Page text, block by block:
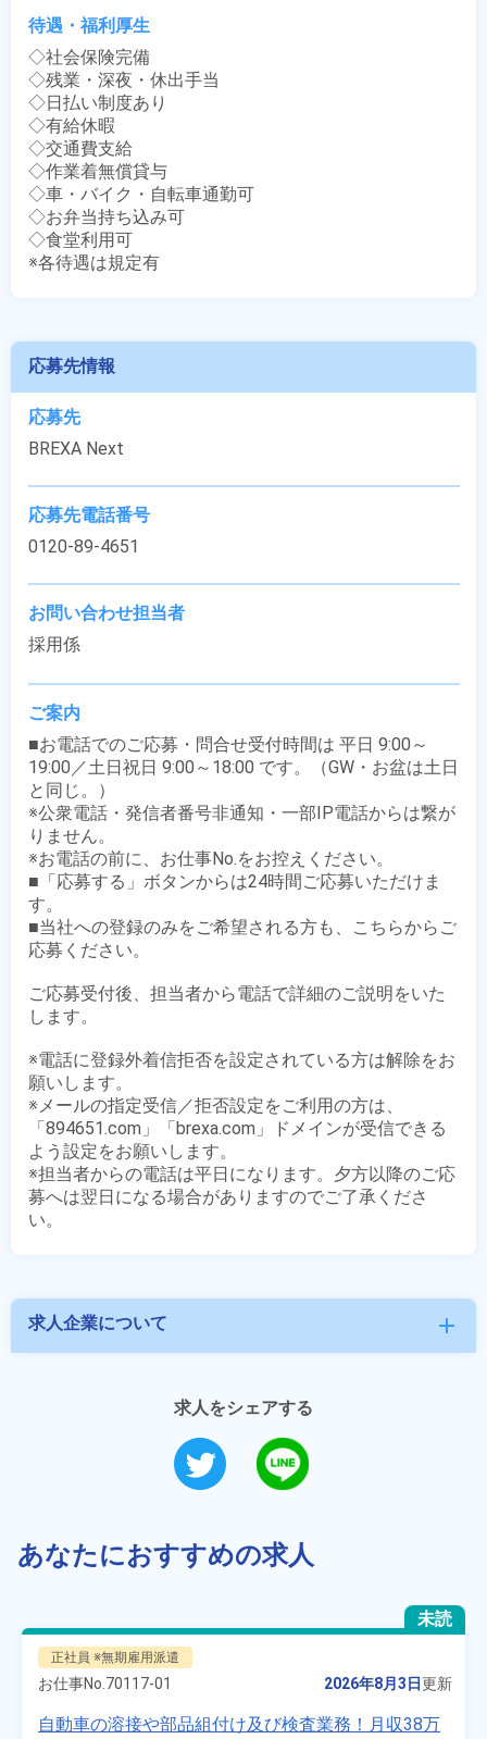
待遇・福利厚生
◇社会保険完備
◇残業・深夜・休出手当
◇日払い制度あり
◇有給休暇
◇交通費支給
◇作業着無償貸与
◇車・バイク・自転車通勤可
◇お弁当持ち込み可
◇食堂利用可
※各待遇は規定有
応募先情報
応募先
BREXA Next
応募先電話番号
0120-89-4651
お問い合わせ担当者
採用係
ご案内
■お電話でのご応募・問合せ受付時間は 平日 9:00～
19:00／土日祝日 9:00～18:00 です。（GW・お盆は土日
と同じ。）
※公衆電話・発信者番号非通知・一部IP電話からは繋が
りません。
※お電話の前に、お仕事No.をお控えください。
■「応募する」ボタンからは24時間ご応募いただけま
す。
■当社への登録のみをご希望される方も、こちらからご
応募ください。
ご応募受付後、担当者から電話で詳細のご説明をいた
します。
※電話に登録外着信拒否を設定されている方は解除をお
願いします。
※メールの指定受信／拒否設定をご利用の方は、
「894651.com」「brexa.com」ドメインが受信できる
よう設定をお願いします。
※担当者からの電話は平日になります。夕方以降のご応
募へは翌日になる場合がありますのでご了承くださ
求人企業について add
求人をシェアする
あなたにおすすめの求人
未読
正社員 ※無期雇用派遣
お仕事No. 70117-01 2026年8月3日更新
自動車の溶接や部品組付け及び検査業務！月収38万